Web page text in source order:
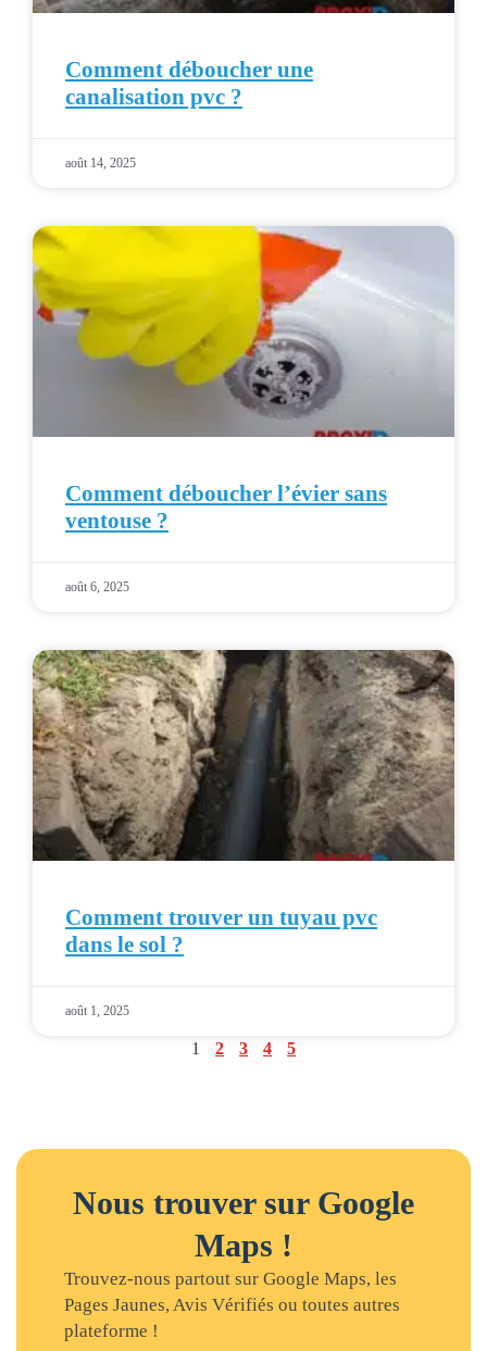
Comment déboucher une
canalisation pvc ?
août 14, 2025
Comment déboucher l’évier sans
ventouse ?
août 6, 2025
Comment trouver un tuyau pvc
dans le sol ?
août 1, 2025
1 2 3 4 5
Nous trouver sur Google
Maps !
Trouvez-nous partout sur Google Maps, les
Pages Jaunes, Avis Vérifiés ou toutes autres
plateforme !